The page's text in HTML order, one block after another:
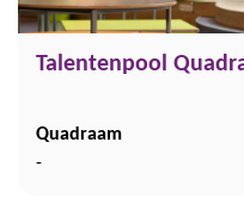
Talentenpool
Quadraam
-